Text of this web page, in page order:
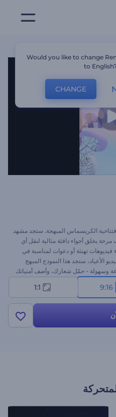
الكريسماس المبهجة. ستجد مشهد
يخلق أجواء دافئة مثالية لنقل أي
فيديوهات تهنئة أو دعوات لمناسبة في
الأعياد، ستجد هذا النموذج المبهج
وسهولة - حمّل شعارك، وأضف أمنياتك
9:16
1:1
Would you like to change
to English?
CHANGE